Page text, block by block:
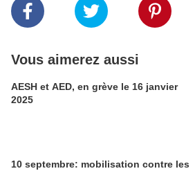
Vous aimerez aussi
AESH et AED, en grève le 16 janvier
2025
10 septembre: mobilisation contre les